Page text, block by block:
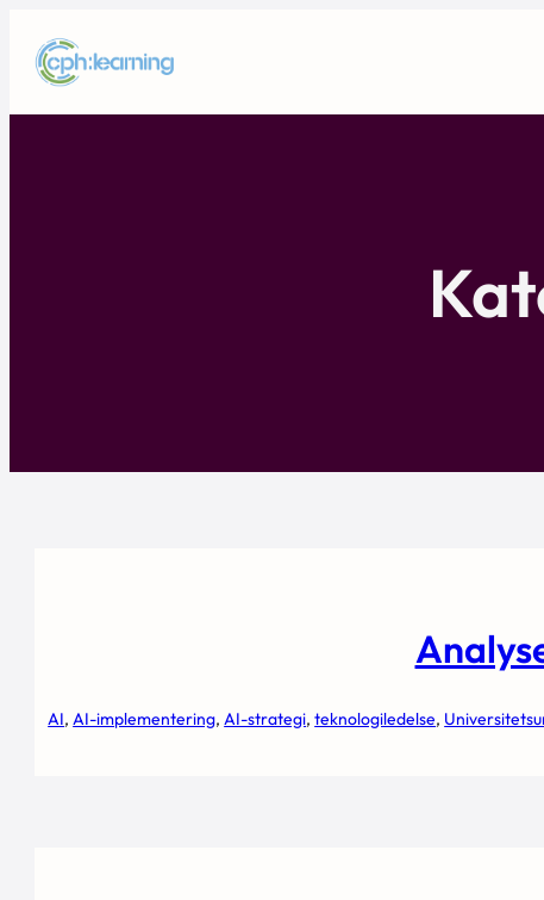
AI, AI-implementering, AI-strategi, teknologiledelse,